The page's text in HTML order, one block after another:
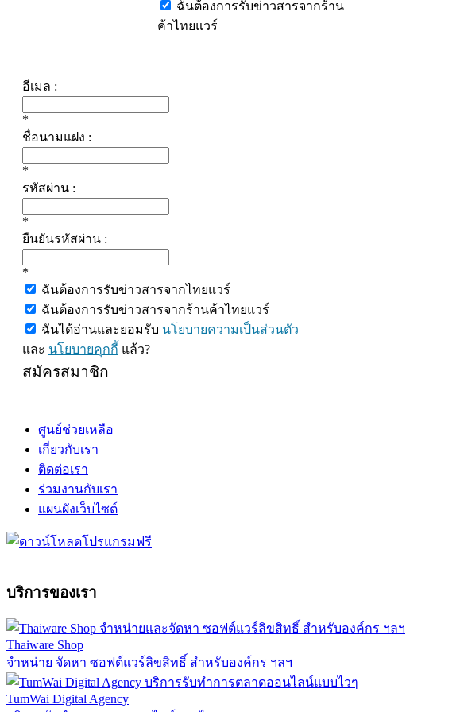
ฉันต้องการรับข่าวสารจากร้าน
ค้าไทยแวร์
อีเมล :
*
ชื่อนามแฝง :
*
รหัสผ่าน :
*
ยืนยันรหัสผ่าน :
*
ฉันต้องการรับข่าวสารจากไทยแวร์
ฉันต้องการรับข่าวสารจากร้านค้าไทยแวร์
ฉันได้อ่านและยอมรับ นโยบายความเป็นส่วนตัว
และ นโยบายคุกกี้ แล้ว?
สมัครสมาชิก
ศูนย์ช่วยเหลือ
เกี่ยวกับเรา
ติดต่อเรา
ร่วมงานกับเรา
แผนผังเว็บไซต์
บริการของเรา
Thaiware Shop
จำหน่าย จัดหา ซอฟต์แวร์ลิขสิทธิ์ สำหรับองค์กร ฯลฯ
TumWai Digital Agency